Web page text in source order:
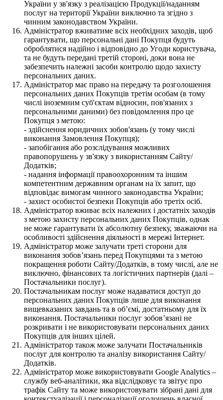
України у зв'язку з реалізацією Продукції/наданням
послуг на території України виключно та згідно з
чинним законодавством України.
Адміністратор вживатиме всіх необхідних заходів, щоб
гарантувати, що персональні дані Покупця будуть
оброблятися надійно і відповідно до Угоди користувача,
та не будуть передані третій стороні, доки вона не
забезпечить належні засоби контролю щодо захисту
персональних даних.
Адміністратор має право на передачу та розголошення
персональних даних Покупців третім особам (в тому
числі іноземним суб'єктам відносин, пов'язаних з
персональними даними) без повідомлення про це
Покупця з метою:
- здійснення юридичних зобов'язань (у тому числі
виконання Замовлення Покупця);
- запобігання або розслідування можливих
правопорушень у зв'язку з використанням Сайту/
Додатків;
- надання інформації правоохоронним та іншим
компетентним державним органам на їх запит, що
відповідає вимогам чинного законодавства України;
- захист особистої безпеки Покупців або третіх осіб.
Адміністратор вживає всіх належних і достатніх заходів
з метою захисту персональних даних Покупців, однак
не може гарантувати їх абсолютну безпеку, зважаючи на
особливості здійснення діяльності в мережі Інтернет.
Адміністратор може залучати треті сторони для
виконання зобов’язань перед Покупцями та з метою
покращення роботи Сайту/Додатків, в тому числі, але не
виключно, фінансових та логістичних партнерів (далі –
Постачальники послуг).
Постачальникам послуг може надаватися доступ до
персональних даних Покупців лише для виконання
вищевказаних завдань та в об’ємі, достатньому для їх
виконання. Постачальники послуг зобов’язані не
розкривати і не використовувати персональних даних
Покупців для інших цілей.
Адміністратор також може залучати Постачальників
послуг для контролю та аналізу використання Сайту/
Додатків.
Адміністратор може використовувати Google Analytics –
службу веб-аналітики, яка відслідковує та звітує про
трафік Сайту та може використовувати зібрані дані для